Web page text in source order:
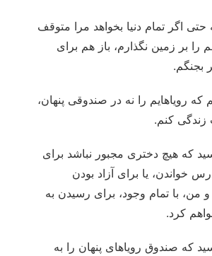
اگر تمام دنیا بخواهد مرا متوقف
را بر زمین نگذارم، باز هم برای
بجنگم.
رویاهایم را نه در صندوقی پنهان،
زندگی کنم.
که هیچ دختری مجبور نباشد برای
خواندن، یا برای آزاد بودن
و من، با تمام وجود، برای رسیدن به
کرد.
که صندوق رویاهای پنهان را به